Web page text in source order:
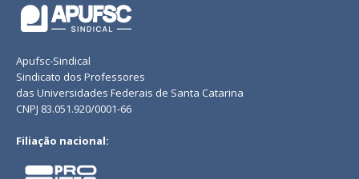
Apufsc-Sindical
Sindicato dos Professores
das Universidades Federais de Santa Catarina
CNPJ 83.051.920/0001-66
Filiação nacional: